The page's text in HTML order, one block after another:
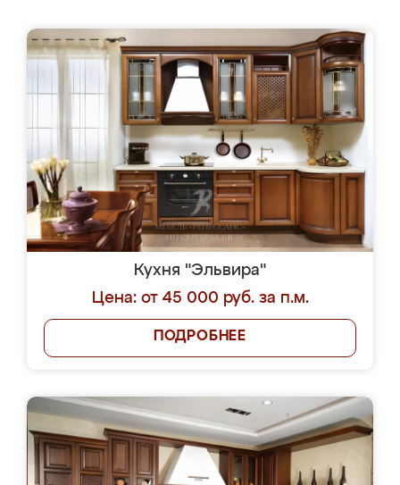
Кухня "Эльвира"
Цена: от 45 000 руб. за п.м.
ПОДРОБНЕЕ